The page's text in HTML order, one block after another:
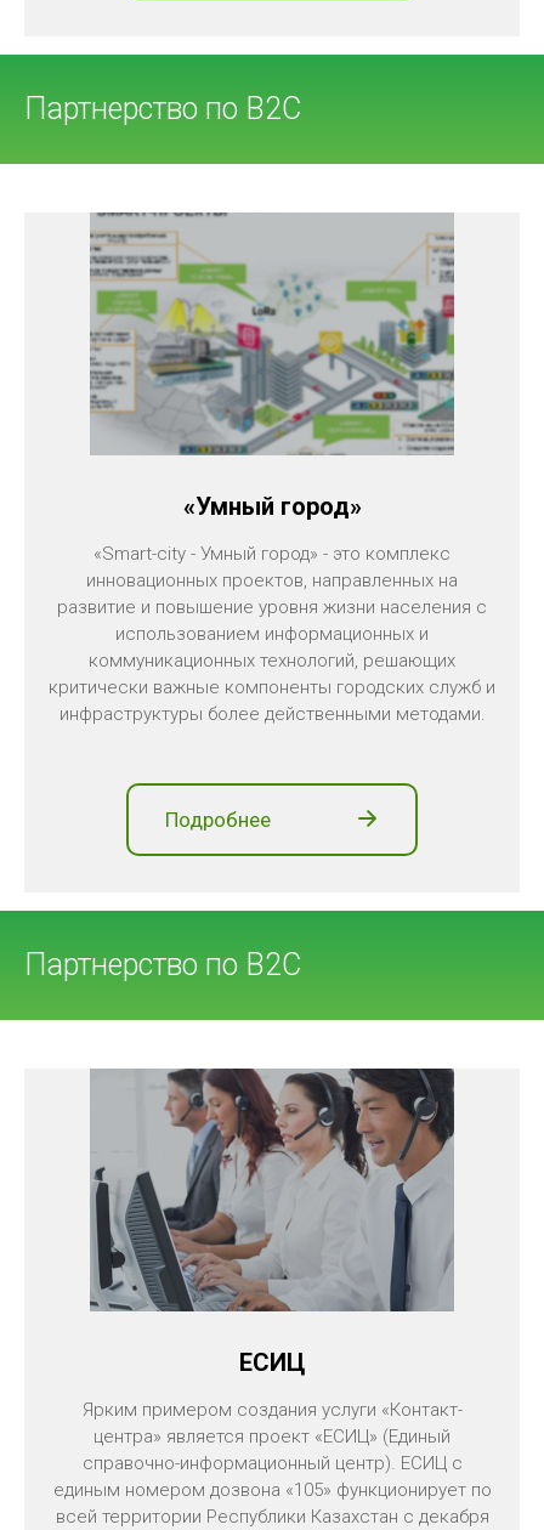
Партнерство по В2С
«Умный город»
«Smart-city - Умный город» - это комплекс
инновационных проектов, направленных на
развитие и повышение уровня жизни населения с
использованием информационных и
коммуникационных технологий, решающих
критически важные компоненты городских служб и
инфраструктуры более действенными методами.
Подробнее
Партнерство по В2С
ЕСИЦ
Ярким примером создания услуги «Контакт-
центра» является проект «ЕСИЦ» (Единый
справочно-информационный центр). ЕСИЦ с
единым номером дозвона «105» функционирует по
всей территории Республики Казахстан с декабря